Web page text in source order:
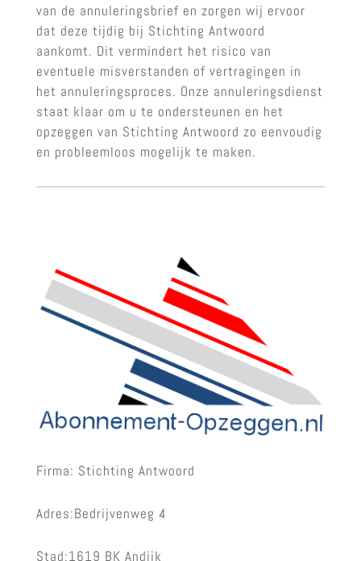
van de annuleringsbrief en zorgen wij ervoor
dat deze tijdig bij Stichting Antwoord
aankomt. Dit vermindert het risico van
eventuele misverstanden of vertragingen in
het annuleringsproces. Onze annuleringsdienst
staat klaar om u te ondersteunen en het
opzeggen van Stichting Antwoord zo eenvoudig
en probleemloos mogelijk te maken.
Firma: Stichting Antwoord
Adres:Bedrijvenweg 4
Stad:1619 BK Andijk